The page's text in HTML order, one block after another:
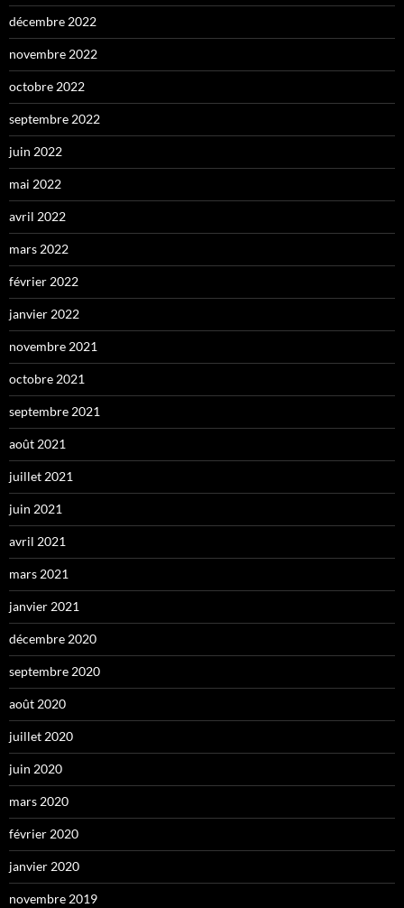
décembre 2022
novembre 2022
octobre 2022
septembre 2022
juin 2022
mai 2022
avril 2022
mars 2022
février 2022
janvier 2022
novembre 2021
octobre 2021
septembre 2021
août 2021
juillet 2021
juin 2021
avril 2021
mars 2021
janvier 2021
décembre 2020
septembre 2020
août 2020
juillet 2020
juin 2020
mars 2020
février 2020
janvier 2020
novembre 2019